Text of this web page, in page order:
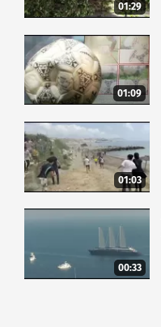
01:29
01:09
01:03
00:33